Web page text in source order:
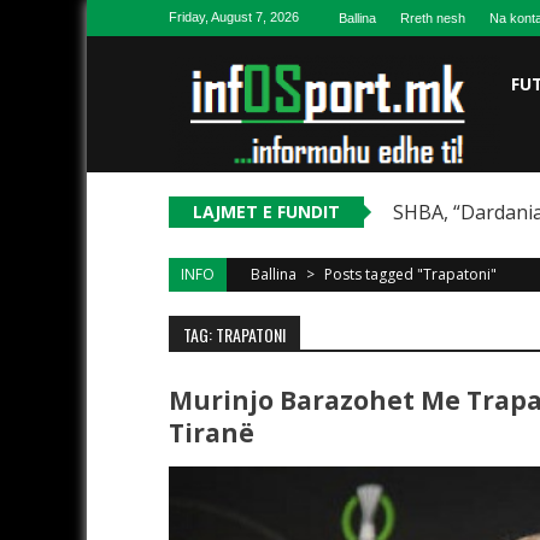
Skip to contentFriday, August 7, 2026 Ballina Rreth nesh Na
LAJMET E FUNDIT SHBA,
INFO Ballina > Posts tagged "Trapatoni"
TAG: TRAPATONI
Murinjo Barazohet Me
Tiranë